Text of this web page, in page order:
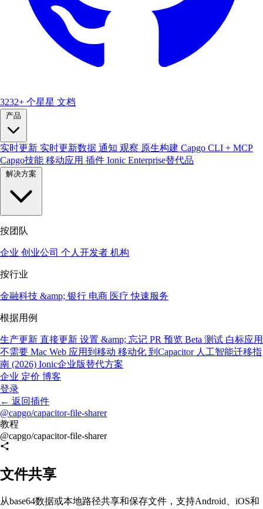
3232+ 个星星 文档
产品
实时更新 实时更新数据 通知 观察 原生构建 Capgo CLI + MCP
Capgo技能 移动应用 插件 Ionic Enterprise替代品
解决方案
按团队
企业 创业公司 个人开发者 机构
按行业
金融科技 &amp; 银行 电商 医疗快速服务
根据用例
生产更新 直接更新 设置 &amp; 忘记 PR 预览 Beta 测试 白标应用
不需要 Mac Web 应用到移动 移动化 到Capacitor 人工智能迁移指
南 (2026) Ionic企业版替代方案
企业 定价 博客
登录
← 返回插件
@capgo/capacitor-file-sharer
教程
@capgo/capacitor-file-sharer
文件共享
从base64数据或本地路径共享和保存文件，支持Android、iOS和